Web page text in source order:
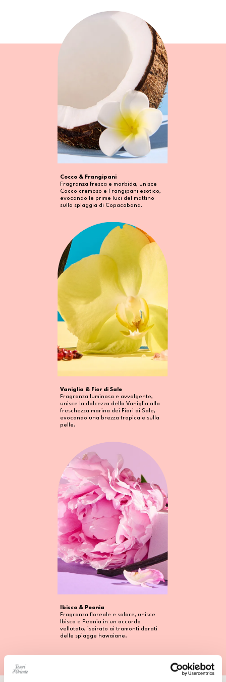
Cocco & Frangipani
Fragranza fresca e morbida, unisce
Cocco cremoso e Frangipani esotico,
evocando le prime luci del mattino
sulla spiaggia di Copacabana.
Vaniglia & Fior di Sale
Fragranza luminosa e avvolgente,
unisce la dolcezza della Vaniglia alla
freschezza marina dei Fiori di Sale,
evocando una brezza tropicale sulla
pelle.
Ibisco & Peonia
Fragranza floreale e solare, unisce
Ibisco e Peonia in un accordo
vellutato, ispirato ai tramonti dorati
delle spiagge hawaiane.